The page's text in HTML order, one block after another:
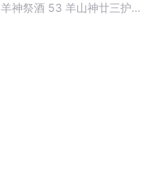
羊神祭酒 53 羊山神廿三护祭